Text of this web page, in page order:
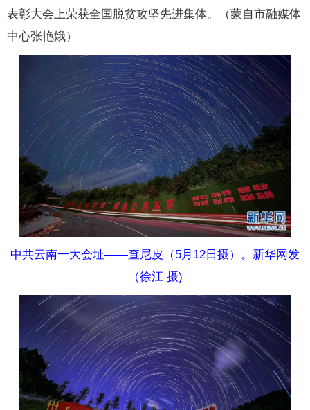
表彰大会上荣获全国脱贫攻坚先进集体。（蒙自市融媒体
中心张艳娥）
中共云南一大会址——查尼皮（5月12日摄）。新华网发
（徐江 摄)